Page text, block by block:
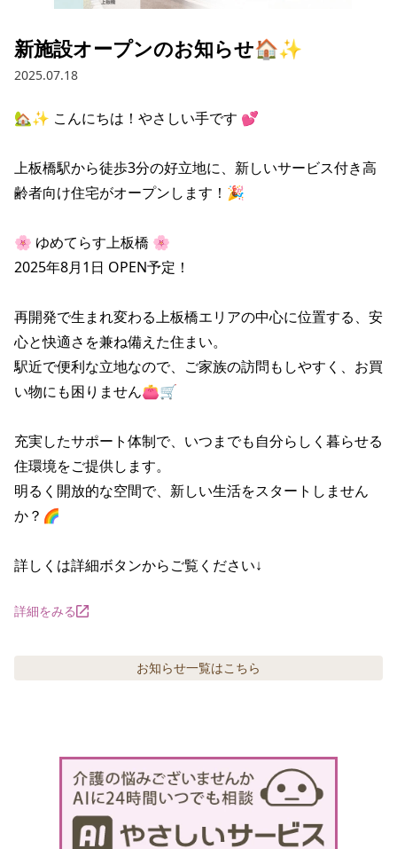
新施設オープンのお知らせ🏠✨
2025.07.18
🏡✨ こんにちは！やさしい手です 💕
上板橋駅から徒歩3分の好立地に、新しいサービス付き高
齢者向け住宅がオープンします！🎉
🌸 ゆめてらす上板橋 🌸
2025年8月1日 OPEN予定！
再開発で生まれ変わる上板橋エリアの中心に位置する、安
心と快適さを兼ね備えた住まい。
駅近で便利な立地なので、ご家族の訪問もしやすく、お買
い物にも困りません👛🛒
充実したサポート体制で、いつまでも自分らしく暮らせる
住環境をご提供します。
明るく開放的な空間で、新しい生活をスタートしません
か？🌈
詳しくは詳細ボタンからご覧ください↓
詳細をみる
お知らせ一覧はこちら